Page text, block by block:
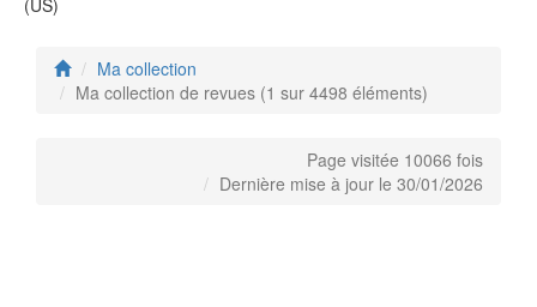
Ma collection
Ma collection de revues (1 sur 4498 éléments)
Page visitée 10066 fois
Dernière mise à jour le 30/01/2026